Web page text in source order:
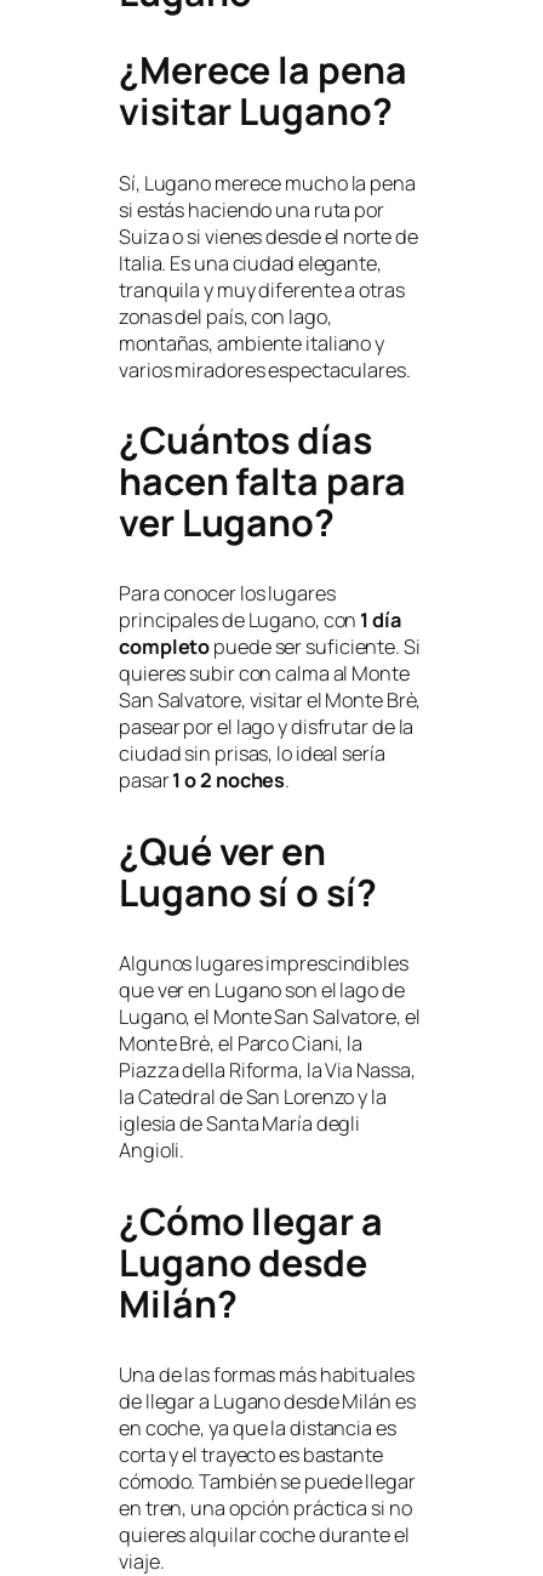
¿Merece la pena
visitar Lugano?
Sí, Lugano merece mucho la pena
si estás haciendo una ruta por
Suiza o si vienes desde el norte de
Italia. Es una ciudad elegante,
tranquila y muy diferente a otras
zonas del país, con lago,
montañas, ambiente italiano y
varios miradores espectaculares.
¿Cuántos días
hacen falta para
ver Lugano?
Para conocer los lugares
principales de Lugano, con 1 día
completopuede ser suficiente. Si
quieres subir con calma al Monte
San Salvatore, visitar el Monte Brè,
pasear por el lago y disfrutar de la
ciudad sin prisas, lo ideal sería
pasar1 o 2 noches.
¿Qué ver en
Lugano sí o sí?
Algunos lugares imprescindibles
que ver en Lugano son el lago de
Lugano, el Monte San Salvatore, el
Monte Brè, el Parco Ciani, la
Piazza della Riforma, la Via Nassa,
la Catedral de San Lorenzo y la
iglesia de Santa María degli
Angioli.
¿Cómo llegar a
Lugano desde
Milán?
Una de las formas más habituales
de llegar a Lugano desde Milán es
en coche, ya que la distancia es
corta y el trayecto es bastante
cómodo. También se puede llegar
en tren, una opción práctica si no
quieres alquilar coche durante el
viaje.